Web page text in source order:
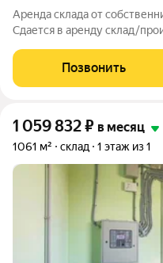
Аренда склада от
Сдается в аренду склад/
Колтуши. Первая линия.
(до ферм). Трое ворот,
Позвонить
1 059 832₽ в месяц
1061 м² склад 1 этаж из 1